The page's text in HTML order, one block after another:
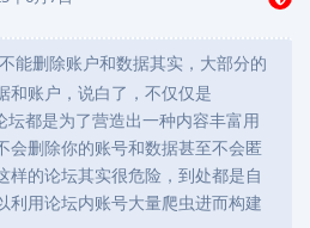
能删除账户和数据其实，大部分的
和账户，说白了，不仅仅是
都是为了营造出一种内容丰富用
会删除你的账号和数据甚至不会匿
样的论坛其实很危险，到处都是自
利用论坛内账号大量爬虫进而构建